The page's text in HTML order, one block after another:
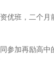
优班，二个月
参加再励高中